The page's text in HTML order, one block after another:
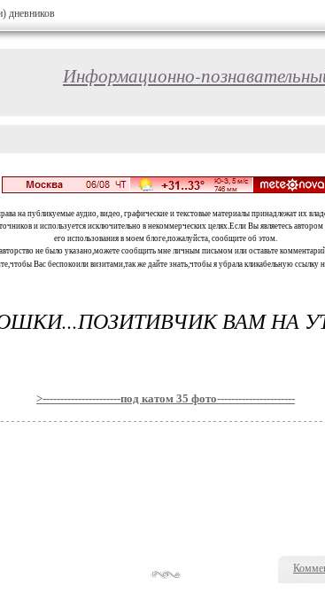
дневников
Информационно-
на публикуемые аудио, видео, графические и текстовые материалы принадлежат их
и используется исключительно в некоммерческих целях.Если Вы являетесь
его использования в моем блоге,пожалуйста, сообщите об этом.
не было указано,можете сообщить мне личным письмом или оставьте
Вас беспокоили визитами,так же дайте знать,чтобы я убрала кликабельную ссылку
ВАМ НА
>----------------------под катом 35 фото----------------------